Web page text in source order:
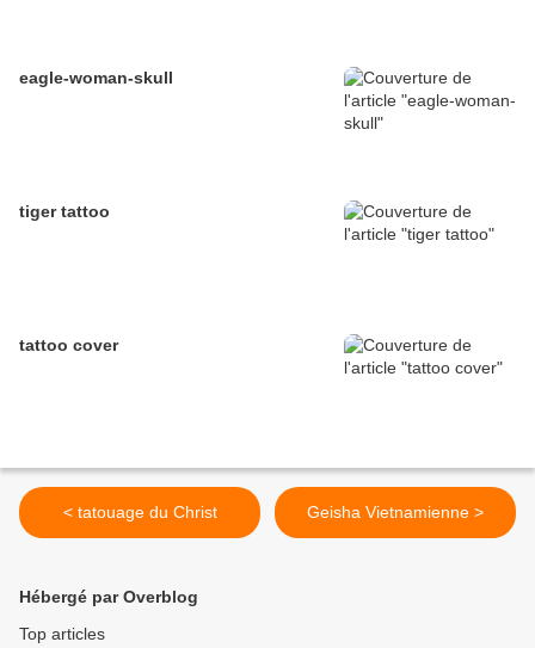
eagle-woman-skull
tiger tattoo
tattoo cover
< tatouage du Christ Geisha Vietnamienne >
Hébergé par Overblog
Top articles